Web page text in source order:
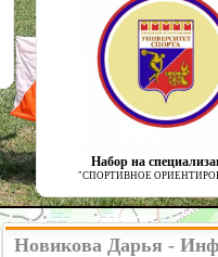
Набор на
"СПОРТИВНОЕ
Новикова Дарья -